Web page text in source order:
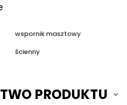
wspornik masztowy
ścienny
PRODUKTU